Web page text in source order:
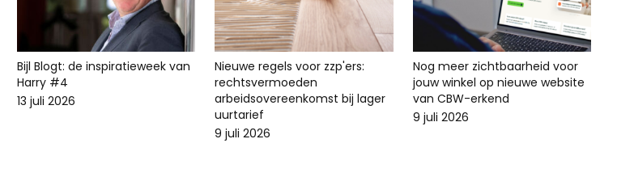
Bijl Blogt: de inspiratieweek van
Harry #4
13 juli 2026
Nieuwe regels voor zzp'ers:
rechtsvermoeden
arbeidsovereenkomst bij lager
uurtarief
9 juli 2026
Nog meer zichtbaarheid voor
jouw winkel op nieuwe website
van CBW-erkend
9 juli 2026